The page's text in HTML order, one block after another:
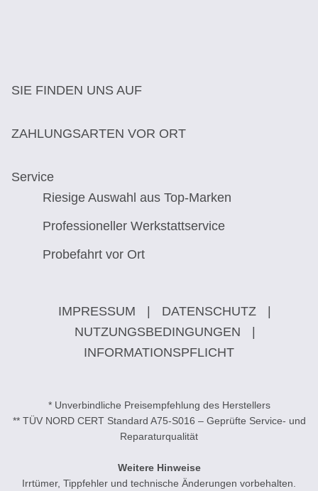
SIE FINDEN UNS AUF
ZAHLUNGSARTEN VOR ORT
Service
Riesige Auswahl aus Top-Marken
Professioneller Werkstattservice
Probefahrt vor Ort
IMPRESSUM DATENSCHUTZ
NUTZUNGSBEDINGUNGEN
INFORMATIONSPFLICHT
* Unverbindliche Preisempfehlung des Herstellers
** TÜV NORD CERT Standard A75-S016 – Geprüfte Service- und
Reparaturqualität
Weitere Hinweise
Irrtümer, Tippfehler und technische Änderungen vorbehalten.